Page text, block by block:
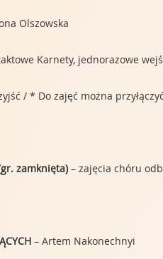
Olszowska
Karnety, jednorazowe
/ * Do zajęć można
zamknięta)– zajęcia chóru
– Artem Nakonechnyi